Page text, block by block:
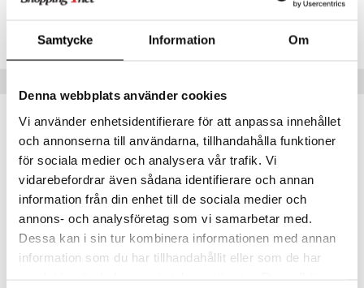
Samtycke Information Om
Denna webbplats använder cookies
Vi använder enhetsidentifierare för att anpassa innehållet
och annonserna till användarna, tillhandahålla funktioner
för sociala medier och analysera vår trafik. Vi
vidarebefordrar även sådana identifierare och annan
information från din enhet till de sociala medier och
annons- och analysföretag som vi samarbetar med.
Dessa kan i sin tur kombinera informationen med annan
information som du har tillhandahållit eller som de har
kampanj -15% kampanj -25%